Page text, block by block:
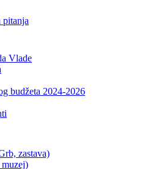
Vlade
budžeta 2024-2026